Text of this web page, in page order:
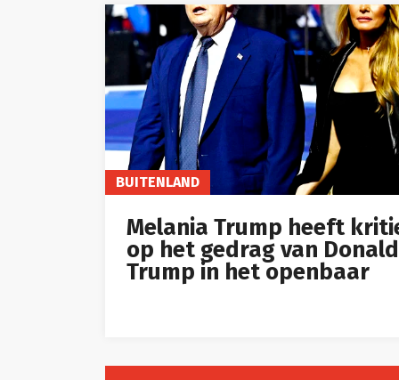
BUITENLAND
Melania Trump heeft
op het gedrag van Donald
Trump in het openbaar